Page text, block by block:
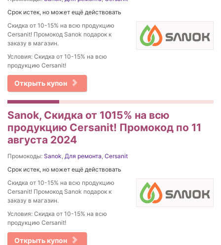
Срок истек, но может ещё действовать
Скидка от 10-15% на вcю продукцию
Cersanit! Промокод Sanok подарок к
заказу в магазин.
Условия: Скидка от 10-15% на вcю
продукцию Cersanit!
Открыть купон
Sanok, Скидка от 1015% на вcю
продукцию Cersanit! Промокод по 11
августа 2024
Промокоды: Sanok, Для ремонта, Cersanit
Срок истек, но может ещё действовать
Скидка от 10-15% на вcю продукцию
Cersanit! Промокод Sanok подарок к
заказу в магазин.
Условия: Скидка от 10-15% на вcю
продукцию Cersanit!
Открыть купон